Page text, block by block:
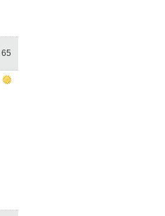
65